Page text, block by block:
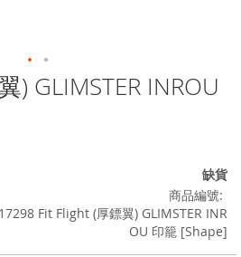
) GLIMSTER INROU
缺貨
商品編號
Fit Flight (厚鏢翼) GLIMSTER INR
OU 印籠 [Shape]